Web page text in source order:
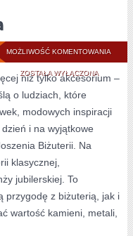
MOŻLIWOŚĆ KOMENTOWANIA
ZOSTAŁA WYŁĄCZONA
niż tylko akcesorium –
o ludziach, które
modowych inspiracji
i na wyjątkowe
Biżuterii. Na
klasycznej,
jubilerskiej. To
przygodę z biżuterią, jak i
wartość kamieni, metali,